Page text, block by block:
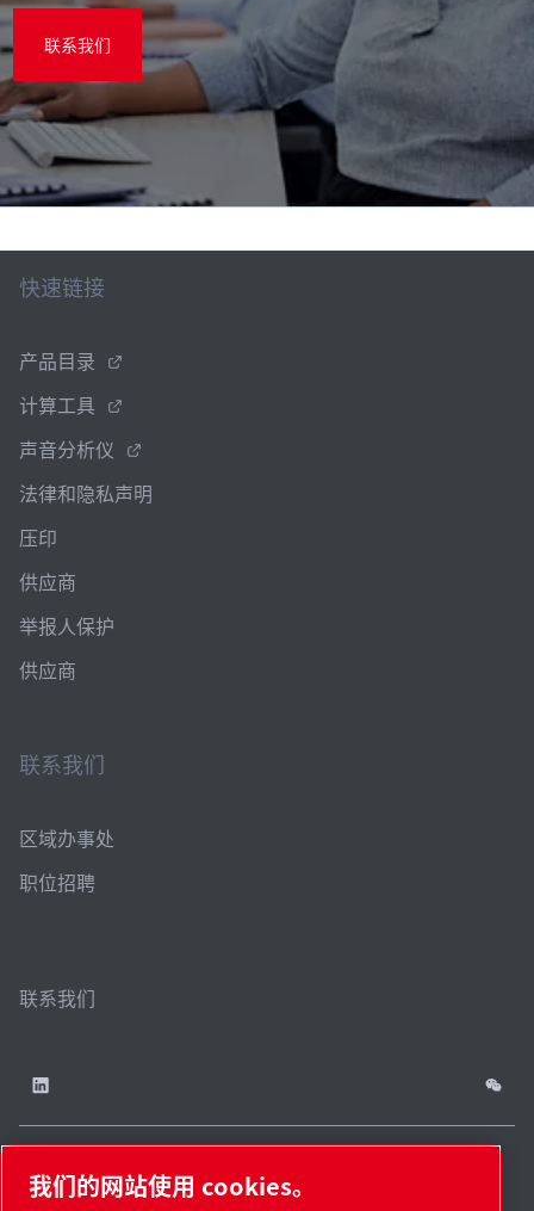
联系我们
快速链接
产品目录
计算工具
声音分析仪
法律和隐私声明
压印
供应商
举报人保护
供应商
联系我们
区域办事处
职位招聘
联系我们
China / ZH
我们的网站使用 cookies。